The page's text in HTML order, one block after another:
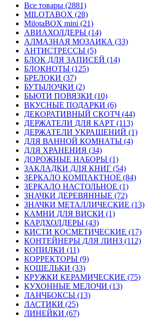
Все товары (2881)
MILOTABOX (28)
MilotaBOX mini (21)
АВИАХОЛДЕРЫ (14)
АЛМАЗНАЯ МОЗАИКА (33)
АНТИСТРЕССЫ (5)
БЛОК ДЛЯ ЗАПИСЕЙ (14)
БЛОКНОТЫ (125)
БРЕЛОКИ (37)
БУТЫЛОЧКИ (2)
БЬЮТИ ПОВЯЗКИ (10)
ВКУСНЫЕ ПОДАРКИ (6)
ДЕКОРАТИВНЫЙ СКОТЧ (44)
ДЕРЖАТЕЛИ ДЛЯ КАРТ (113)
ДЕРЖАТЕЛИ УКРАШЕНИЙ (1)
ДЛЯ ВАННОЙ КОМНАТЫ (4)
ДЛЯ ХРАНЕНИЯ (34)
ДОРОЖНЫЕ НАБОРЫ (1)
ЗАКЛАДКИ ДЛЯ КНИГ (54)
ЗЕРКАЛО КОМПАКТНОЕ (84)
ЗЕРКАЛО НАСТОЛЬНОЕ (1)
ЗНАЧКИ ДЕРЕВЯННЫЕ (72)
ЗНАЧКИ МЕТАЛЛИЧЕСКИЕ (13)
КАМНИ ДЛЯ ВИСКИ (1)
КАРДХОЛДЕРЫ (43)
КИСТИ КОСМЕТИЧЕСКИЕ (17)
КОНТЕЙНЕРЫ ДЛЯ ЛИНЗ (112)
КОПИЛКИ (11)
КОРРЕКТОРЫ (9)
КОШЕЛЬКИ (33)
КРУЖКИ КЕРАМИЧЕСКИЕ (75)
КУХОННЫЕ МЕЛОЧИ (13)
ЛАНЧБОКСЫ (13)
ЛАСТИКИ (25)
ЛИНЕЙКИ (67)